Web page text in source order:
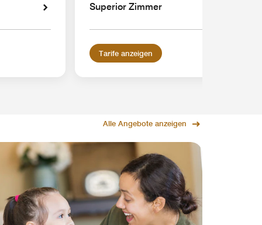
Superior Zimmer
Tarife anzeigen
Alle Angebote anzeigen